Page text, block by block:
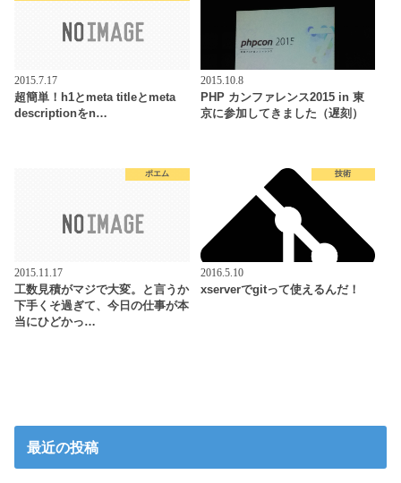
2015.7.17
超簡単！h1とmeta titleとmeta
descriptionをn…
2015.10.8
PHP カンファレンス2015 in 東
京に参加してきました（遅刻）
ポエム
2015.11.17
工数見積がマジで大変。と言うか
下手くそ過ぎて、今日の仕事が本
当にひどかっ…
技術
2016.5.10
xserverでgitって使えるんだ！
最近の投稿